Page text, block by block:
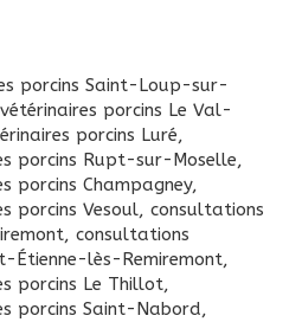
porcins Saint-Loup-sur-
porcins Le Val-
porcins Luré,
porcins Rupt-sur-Moselle,
porcins Champagney,
porcins Vesoul, consultations
, consultations
Étienne-lès-Remiremont,
porcins Le Thillot,
porcins Saint-Nabord,